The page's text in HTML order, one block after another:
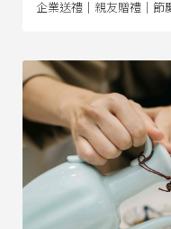
企業送禮｜親友贈禮｜節